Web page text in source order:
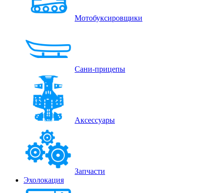
Мотобуксировщики
Сани-прицепы
Аксессуары
Запчасти
Эхолокация